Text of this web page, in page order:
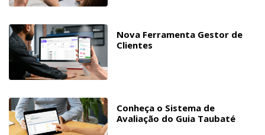
Nova Ferramenta Gestor de
Clientes
Conheça o Sistema de
Avaliação do Guia Taubaté